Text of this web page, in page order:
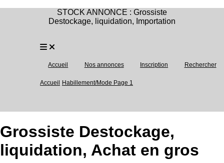
STOCK ANNONCE : Grossiste
Destockage, liquidation, Importation
Accueil Nos annonces Inscription Rechercher
Accueil Habillement/Mode Page 1
Grossiste Destockage,
liquidation, Achat en gros